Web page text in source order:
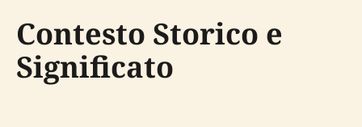
Contesto Storico e
Significato